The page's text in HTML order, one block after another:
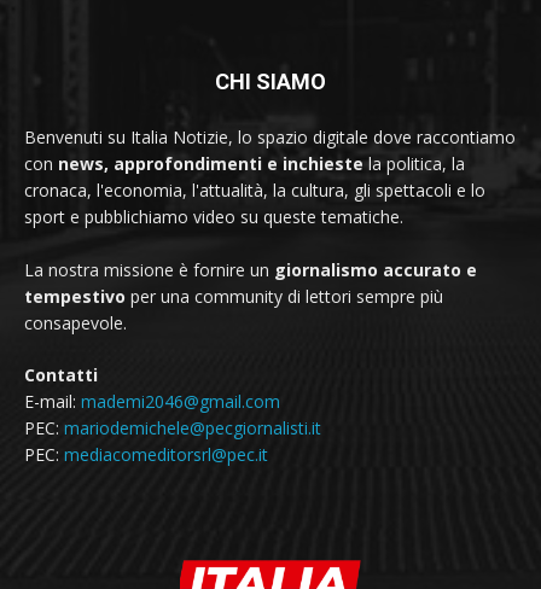
CHI SIAMO
Benvenuti su Italia Notizie, lo spazio digitale dove raccontiamo
con news, approfondimenti e inchieste la politica, la
cronaca, l'economia, l'attualità, la cultura, gli spettacoli e lo
sport e pubblichiamo video su queste tematiche.
La nostra missione è fornire un giornalismo accurato e
tempestivo per una community di lettori sempre più
consapevole.
Contatti
E-mail: mademi2046@gmail.com
PEC: mariodemichele@pecgiornalisti.it
PEC: mediacomeditorsrl@pec.it